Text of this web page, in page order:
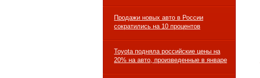
Продажи новых авто в России
сократились на 10 процентов
Toyota подняла российские цены на
20% на авто, произведенные в январе